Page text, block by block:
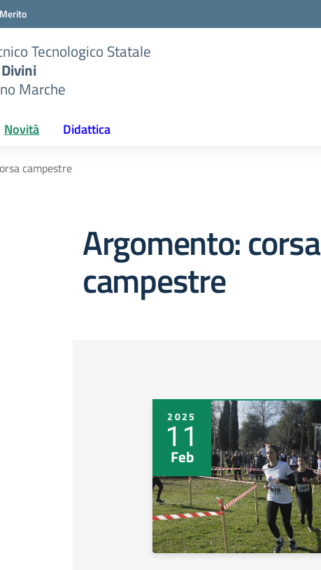
Tecnologico Statale
Marche
Novità Didattica
campestre
Argomento: corsa
campestre
2025
11
Feb